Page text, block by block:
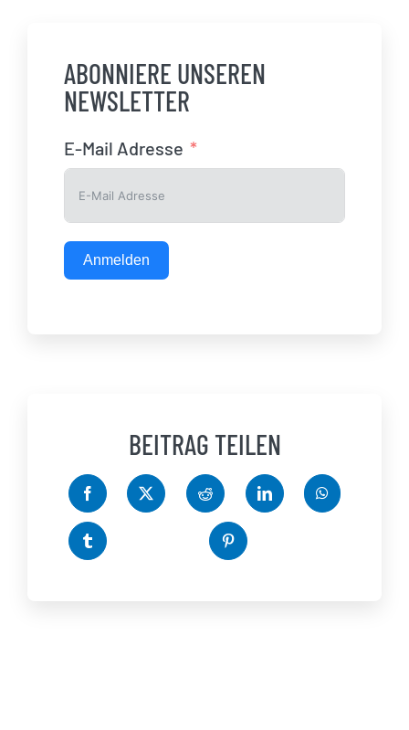
ABONNIERE UNSEREN
NEWSLETTER
E-Mail Adresse
Anmelden
BEITRAG TEILEN